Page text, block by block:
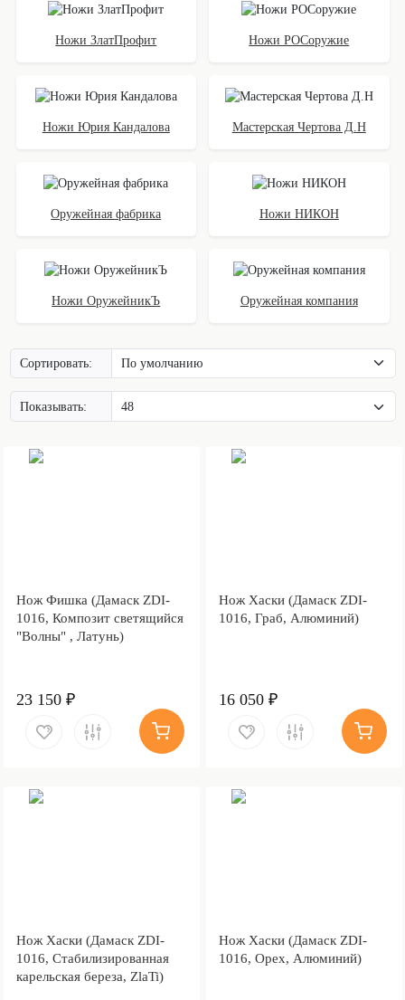
Ножи ЗлатПрофит Ножи РОСоружие
Ножи Юрия Кандалова Мастерская Чертова Д.Н
Оружейная фабрика Ножи НИКОН
Ножи ОружейникЪ Оружейная компания
Сортировать:
Показывать:
Нож Фишка (Дамаск ZDI-
1016, Композит светящийся
"Волны" , Латунь)
23 150 ₽
Нож Хаски (Дамаск ZDI-
1016, Граб, Алюминий)
16 050 ₽
Нож Хаски (Дамаск ZDI-
1016, Стабилизированная
карельская береза, ZlaTi)
Нож Хаски (Дамаск ZDI-
1016, Орех, Алюминий)